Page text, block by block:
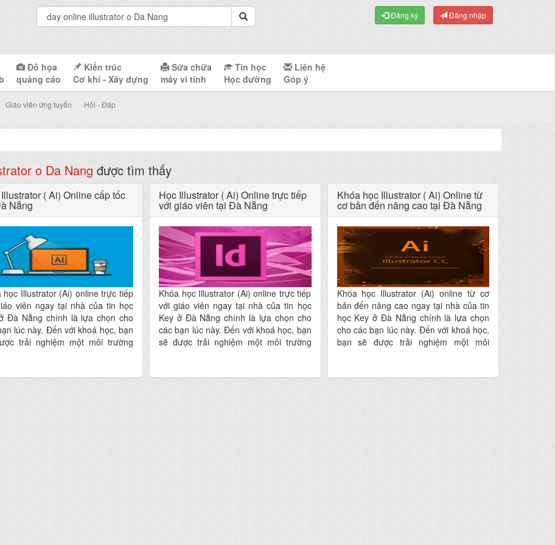
Đăng ký Đăng nhập
Đồ họa
quảng cáo
Kiến trúc
Cơ khí - Xây dựng
Sửa chữa
máy vi tính
Tin học
Học đường
Liên hệ
Góp ý
Giáo viên ứng tuyển Hỏi - Đáp
o Da Nang được tìm thấy
( Ai) Online cấp tốc
Nẵng
học Illustrator (Ai) online trực tiếp
viên ngay tại nhà của tin học
Đà Nẵng chính là lựa chọn cho
lúc này. Đến với khoá học, bạn
trải nghiệm một môi trường
dịch vụ đào tạo hoàn hảo nhất
Học Illustrator ( Ai) Online trực tiếp
với giáo viên tại Đà Nẵng
Khóa học Illustrator (Ai) online trực tiếp
với giáo viên ngay tại nhà của tin học
Key ở Đà Nẵng chính là lựa chọn cho
các bạn lúc này. Đến với khoá học, bạn
sẽ được trải nghiệm một môi trường
bạn một dịch vụ đào tạo hoàn hảo nhất
Khóa học Illustrator ( Ai) Online từ
cơ bản đến nâng cao tại Đà Nẵng
Khóa học Illustrator (Ai) online từ cơ
bản đến nâng cao ngay tại nhà của tin
học Key ở Đà Nẵng chính là lựa chọn
cho các bạn lúc này. Đến với khoá học,
bạn sẽ được trải nghiệm một môi
cho các bạn một dịch vụ đào tạo hoàn